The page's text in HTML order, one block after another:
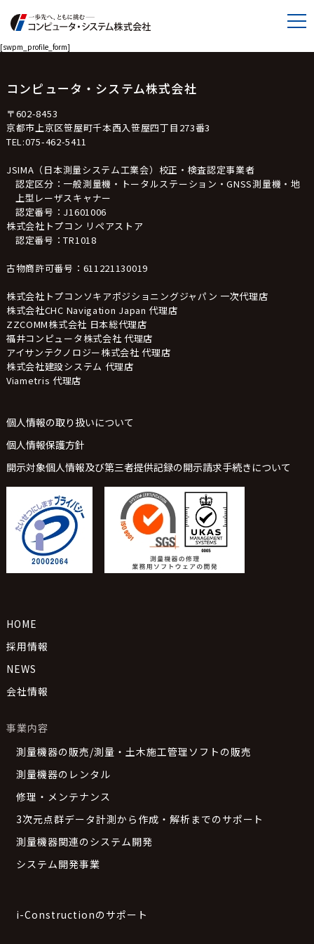
[swpm_profile_form]
コンピュータ・システム株式会社
〒602-8453
京都市上京区笹屋町千本西入笹屋四丁目273番3
TEL:075-462-5411
JSIMA（日本測量システム工業会）校正・検査認定事業者
認定区分：一般測量機・トータルステーション・GNSS測量機・地
上型レーザスキャナー
認定番号：J1601006
株式会社トプコン リペアストア
認定番号：TR1018
古物商許可番号：611221130019
株式会社トプコンソキアポジショニングジャパン 一次代理店
株式会社CHC Navigation Japan 代理店
ZZCOMM株式会社 日本総代理店
福井コンピュータ株式会社 代理店
アイサンテクノロジー株式会社 代理店
株式会社建設システム 代理店
Viametris 代理店
個人情報の取り扱いについて
個人情報保護方針
開示対象個人情報及び第三者提供記録の開示請求手続きについて
HOME
採用情報
NEWS
会社情報
事業内容
測量機器の販売/測量・土木施工管理ソフトの販売
測量機器のレンタル
修理・メンテナンス
3次元点群データ計測から作成・解析までのサポート
測量機器関連のシステム開発
システム開発事業
i-Constructionのサポート